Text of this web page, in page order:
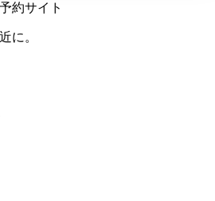
約サイト
に。